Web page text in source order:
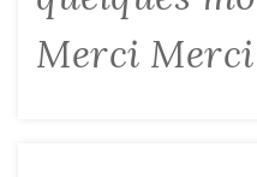
Merci